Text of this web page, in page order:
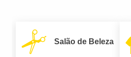
Salão de Beleza